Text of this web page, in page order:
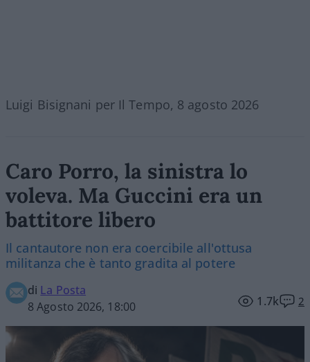
Luigi Bisignani per Il Tempo, 8 agosto 2026
Caro Porro, la sinistra lo
voleva. Ma Guccini era un
battitore libero
Il cantautore non era coercibile all'ottusa
militanza che è tanto gradita al potere
di La Posta
8 Agosto 2026, 18:00
1.7k 2